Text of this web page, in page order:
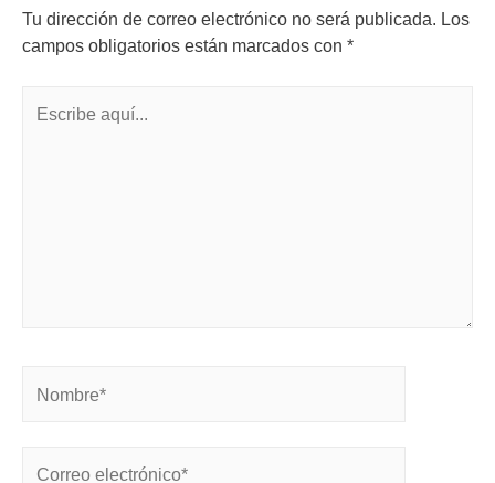
Tu dirección de correo electrónico no será publicada. Los
campos obligatorios están marcados con *